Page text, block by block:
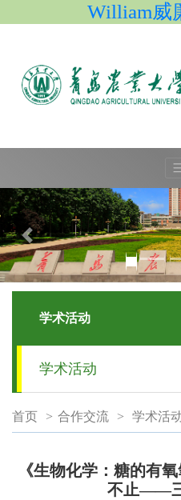
William威
学术活动
学术活动
首页 > 合作交流 > 学术活
《生物化学：糖的有
不止——